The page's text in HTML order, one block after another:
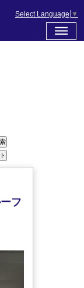
Select Language ▼
フ